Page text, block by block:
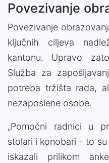
Povezivanje
Povezivanje
ključnih ciljeva
kantonu. Upravo
Služba za
potreba tržišta rada,
nezaposlene osobe.
„Pomoćni radnici u
stolari i konobari – to
iskazali prilikom